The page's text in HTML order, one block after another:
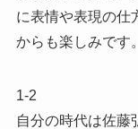
に表情や表現の仕
からも楽しみです。
1-2
自分の時代は佐藤